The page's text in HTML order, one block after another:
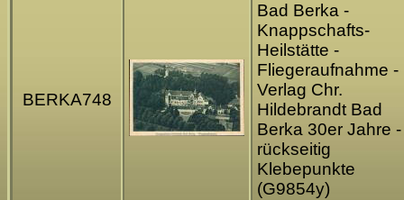
BERKA748
Bad Berka -
Knappschafts-
Heilstätte -
Fliegeraufnahme -
Verlag Chr.
Hildebrandt Bad
Berka 30er Jahre -
rückseitig
Klebepunkte
(G9854y)